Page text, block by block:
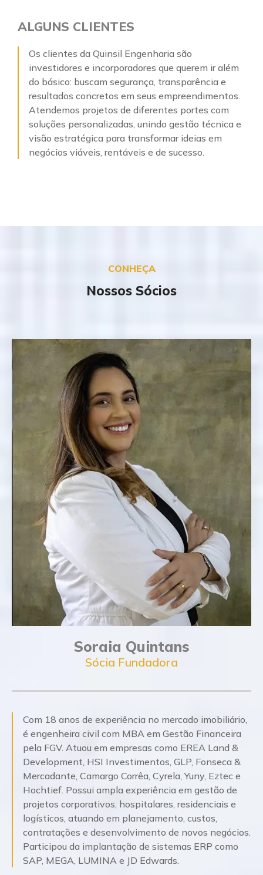
ALGUNS CLIENTES
Os clientes da Quinsil Engenharia são
investidores e incorporadores que querem ir além
do básico: buscam segurança, transparência e
resultados concretos em seus empreendimentos.
Atendemos projetos de diferentes portes com
soluções personalizadas, unindo gestão técnica e
visão estratégica para transformar ideias em
negócios viáveis, rentáveis e de sucesso.
CONHEÇA
Nossos Sócios
Soraia Quintans
Sócia Fundadora
Com 18 anos de experiência no mercado imobiliário,
é engenheira civil com MBA em Gestão Financeira
pela FGV. Atuou em empresas como EREA Land &
Development, HSI Investimentos, GLP, Fonseca &
Mercadante, Camargo Corrêa, Cyrela, Yuny, Eztec e
Hochtief. Possui ampla experiência em gestão de
projetos corporativos, hospitalares, residenciais e
logísticos, atuando em planejamento, custos,
contratações e desenvolvimento de novos negócios.
Participou da implantação de sistemas ERP como
SAP, MEGA, LUMINA e JD Edwards.